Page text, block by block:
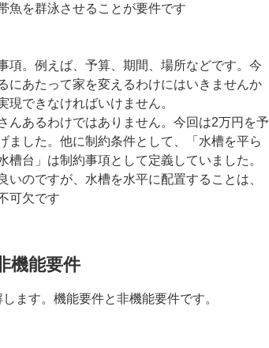
魚を群泳させることが要件です
項。例えば、予算、期間、場所などです。今
にあたって家を変えるわけにはいきませんか
現できなければいけません。
んあるわけではありません。今回は2万円を予
ました。他に制約条件として、「水槽を平ら
槽台」は制約事項として定義していました。
いのですが、水槽を水平に配置することは、
可欠です
機能要件
ます。機能要件と非機能要件です。